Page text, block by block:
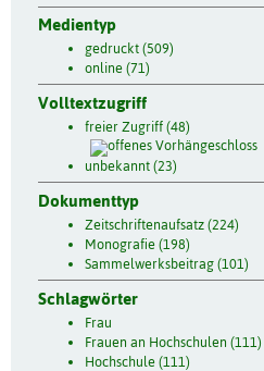
Medientyp
gedruckt (509)
online (71)
Volltextzugriff
freier Zugriff (48)
unbekannt (23)
Dokumenttyp
Zeitschriftenaufsatz (224)
Monografie (198)
Sammelwerksbeitrag (101)
Schlagwörter
Frau
Frauen an Hochschulen (111)
Hochschule (111)